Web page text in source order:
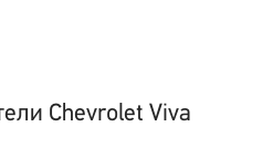
Chevrolet Viva